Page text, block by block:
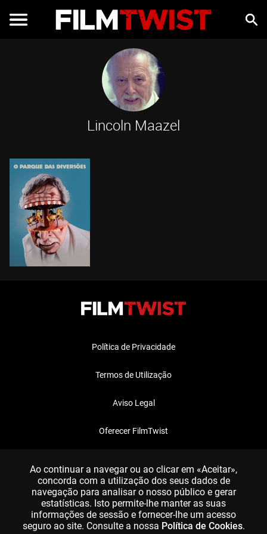
Lincoln Maazel
Política de Privacidade
Termos de Utilização
Aviso Legal
Oferecer FilmTwist
Ao continuar a navegar ou ao clicar em «Aceitar»,
concorda com a utilização dos seus dados de
navegação para analisar o nosso público e gerar
estatísticas. Isto permite-lhe manter as suas
informações de sessão e fornecer-lhe um acesso
seguro ao site. Consulte a nossa Política de Cookies.